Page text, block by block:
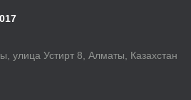
улица Устирт 8, Алматы, Казахстан